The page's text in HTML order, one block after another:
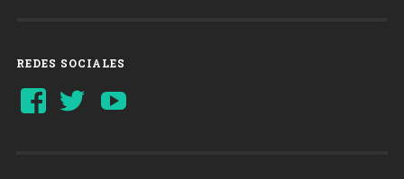
REDES SOCIALES
Ver
perfil
Ver
perfil